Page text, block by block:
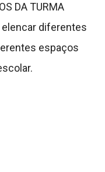
DA TURMA
elencar diferentes
espaços